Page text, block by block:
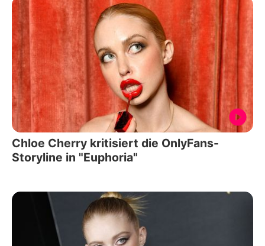
Chloe Cherry kritisiert die OnlyFans-
Storyline in "Euphoria"